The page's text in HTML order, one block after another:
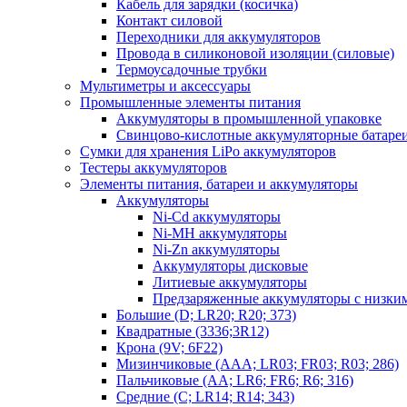
Кабель для зарядки (косичка)
Контакт силовой
Переходники для аккумуляторов
Провода в силиконовой изоляции (силовые)
Термоусадочные трубки
Мультиметры и аксессуары
Промышленные элементы питания
Аккумуляторы в промышленной упаковке
Свинцово-кислотные аккумуляторные
Сумки для хранения LiPo аккумуляторов
Тестеры аккумуляторов
Элементы питания, батареи и аккумуляторы
Аккумуляторы
Ni-Cd аккумуляторы
Ni-MH аккумуляторы
Ni-Zn аккумуляторы
Аккумуляторы дисковые
Литиевые аккумуляторы
Предзаряженные аккумуляторы с
Большие (D; LR20; R20; 373)
Квадратные (3336;3R12)
Крона (9V; 6F22)
Мизинчиковые (AAA; LR03; FR03; R03; 286)
Пальчиковые (AA; LR6; FR6; R6; 316)
Средние (C; LR14; R14; 343)